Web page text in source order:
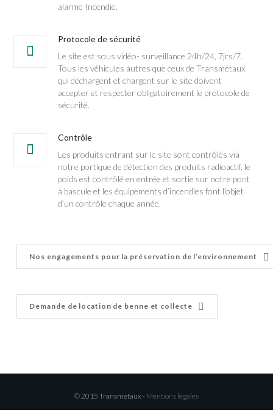
alarme Incendie.
Protocole de sécurité
Le site est sous vidéo- surveillance 24h/24, 7jrs/7.
Tous les véhicules autres que ceux de Transmétaux
qui déchargent et chargent sur le site doivent
accepter et respecter obligatoirement le protocole de
sécurité.
Contrôle
Les produits entrant sur le site sont contrôlés via
notre portique de détection des produits radioactif, le
poids est contrôlé en entrée et sortie sur notre pont
à bascule et les équipements d’incendies font l’objet
d’un contrôle chaque année.
Nos engagements pour la préservation de l’environnement
Demande de location de benne et collecte
© 2015 Transmetaux - Mentions légales